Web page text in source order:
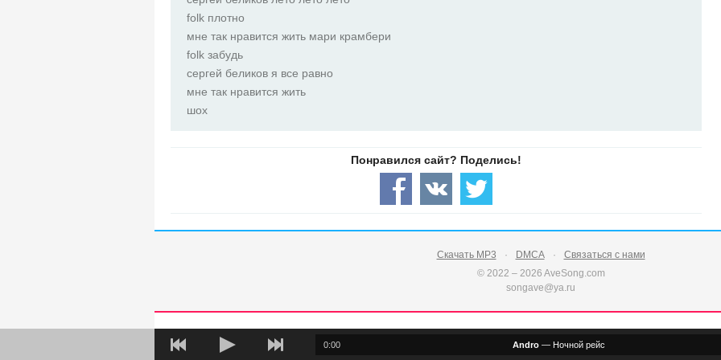
folk плотно
мне так нравится жить мари крамбери
folk забудь
сергей беликов я все равно
мне так нравится жить
шох
Скачать MP3 DMCA
Связаться с нами
© 2022 – 2026 AveSong.com
songave@ya.ru
0:00 Andro — Ночной рейс